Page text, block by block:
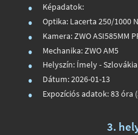
Képadatok:
Optika: Lacerta 250/1000
Kamera: ZWO ASI585MM
Mechanika: ZWO AM5
Helyszín: Ímely - Szlovákia
Dátum: 2026-01-13
Expozíciós adatok: 83 óra
3.